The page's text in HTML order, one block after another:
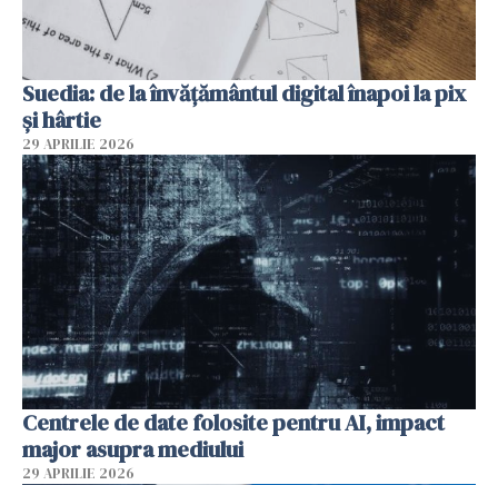
Suedia: de la învățământul digital înapoi la pix
și hârtie
29 APRILIE 2026
Centrele de date folosite pentru AI, impact
major asupra mediului
29 APRILIE 2026